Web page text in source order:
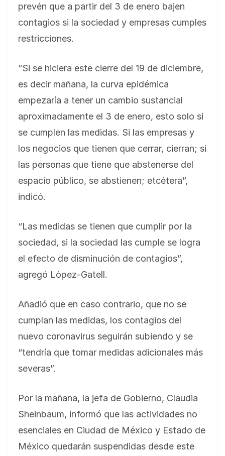
prevén que a partir del 3 de enero bajen
contagios si la sociedad y empresas cumples
restricciones.
“Si se hiciera este cierre del 19 de diciembre,
es decir mañana, la curva epidémica
empezaría a tener un cambio sustancial
aproximadamente el 3 de enero, esto solo si
se cumplen las medidas. Si las empresas y
los negocios que tienen que cerrar, cierran; si
las personas que tiene que abstenerse del
espacio público, se abstienen; etcétera”,
indicó.
“Las medidas se tienen que cumplir por la
sociedad, si la sociedad las cumple se logra
el efecto de disminución de contagios”,
agregó López-Gatell.
Añadió que en caso contrario, que no se
cumplan las medidas, los contagios del
nuevo coronavirus seguirán subiendo y se
“tendría que tomar medidas adicionales más
severas”.
Por la mañana, la jefa de Gobierno, Claudia
Sheinbaum, informó que las actividades no
esenciales en Ciudad de México y Estado de
México quedarán suspendidas desde este